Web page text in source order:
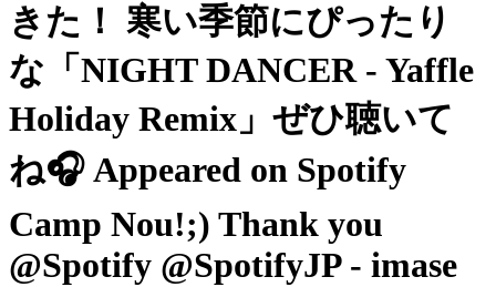
きた！ 寒い季節にぴったり
な「NIGHT DANCER - Yaffle
Holiday Remix」ぜひ聴いて
ね🎧 Appeared on Spotify
Camp Nou!;) Thank you
@Spotify @SpotifyJP - imase